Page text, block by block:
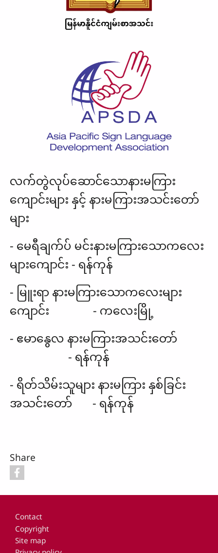
လက်တွဲလုပ်ဆောင်သောနားမကြား
ကျောင်းများ နှင့် နားမကြားအသင်းတော်
များ
- မေရီချက်ပ် မင်းနားမကြားသောကလေး
များကျောင်း - ရန်ကုန်
- မြူးရာ နားမကြားသောကလေးများ
ကျောင်း - ကလေးမြို့
- ဧမာနွေလ နားမကြားအသင်းတော်
- ရန်ကုန်
- ရိတ်သိမ်းသူများ နားမကြား နှစ်ခြင်း
အသင်းတော် - ရန်ကုန်
Share
Footer
Contact
Copyright
Site map